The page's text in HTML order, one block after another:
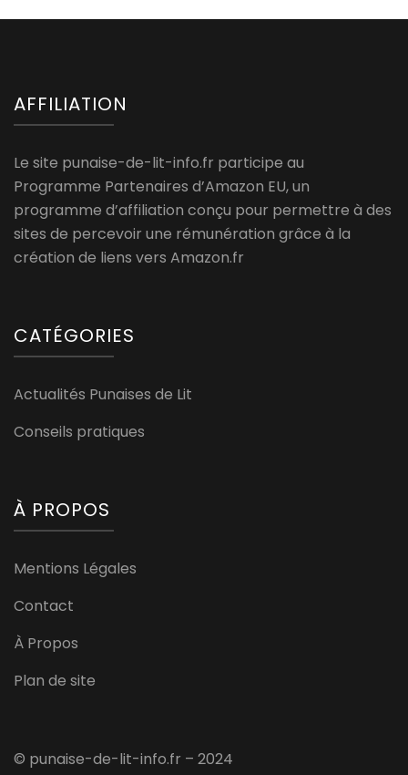
AFFILIATION
Le site punaise-de-lit-info.fr participe au
Programme Partenaires d’Amazon EU, un
programme d’affiliation conçu pour permettre à des
sites de percevoir une rémunération grâce à la
création de liens vers Amazon.fr
CATÉGORIES
Actualités Punaises de Lit
Conseils pratiques
À PROPOS
Mentions Légales
Contact
À Propos
Plan de site
© punaise-de-lit-info.fr – 2024